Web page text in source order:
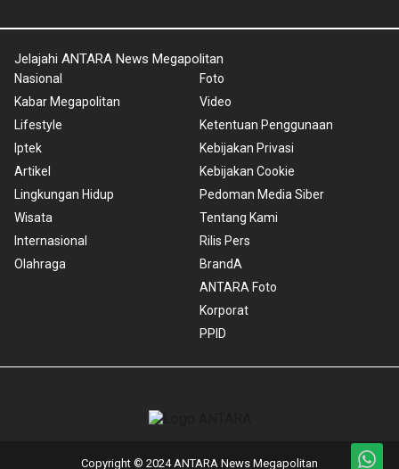
Jelajahi ANTARA News Megapolitan
Nasional
Kabar Megapolitan
Lifestyle
Iptek
Artikel
Lingkungan Hidup
Wisata
Internasional
Olahraga
Foto
Video
Ketentuan Penggunaan
Kebijakan Privasi
Kebijakan Cookie
Pedoman Media Siber
Tentang Kami
Rilis Pers
BrandA
ANTARA Foto
Korporat
PPID
Copyright © 2024 ANTARA News Megapolitan